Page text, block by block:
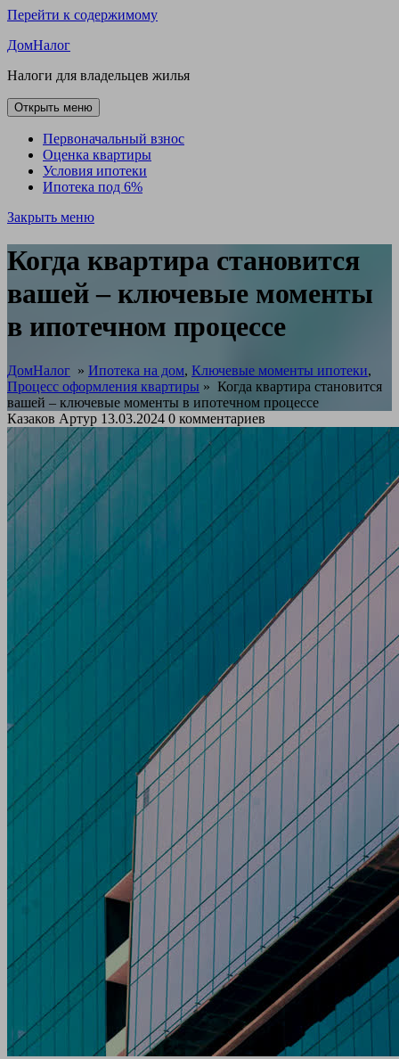
Перейти к содержимому
ДомНалог
Налоги для владельцев жилья
Открыть меню
Первоначальный взнос
Оценка квартиры
Условия ипотеки
Ипотека под 6%
Закрыть меню
Когда квартира становится
вашей – ключевые моменты
в ипотечном процессе
ДомНалог » Ипотека на дом, Ключевые моменты ипотеки,
Процесс оформления квартиры » Когда квартира становится
вашей – ключевые моменты в ипотечном процессе
Казаков Артур 13.03.2024 0 комментариев